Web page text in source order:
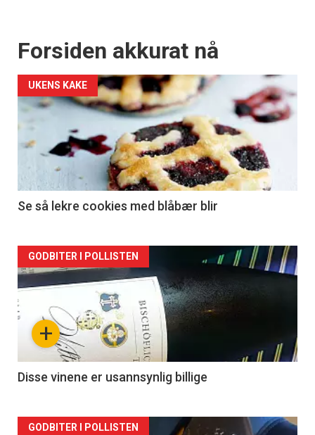
Forsiden akkurat nå
UKENS KAKE
Se så lekre cookies med blåbær blir
Forsiden
akkurat
nå
2
+
GODBITER I POLLISTEN
Disse vinene er usannsynlig billige
GODBITER I POLLISTEN